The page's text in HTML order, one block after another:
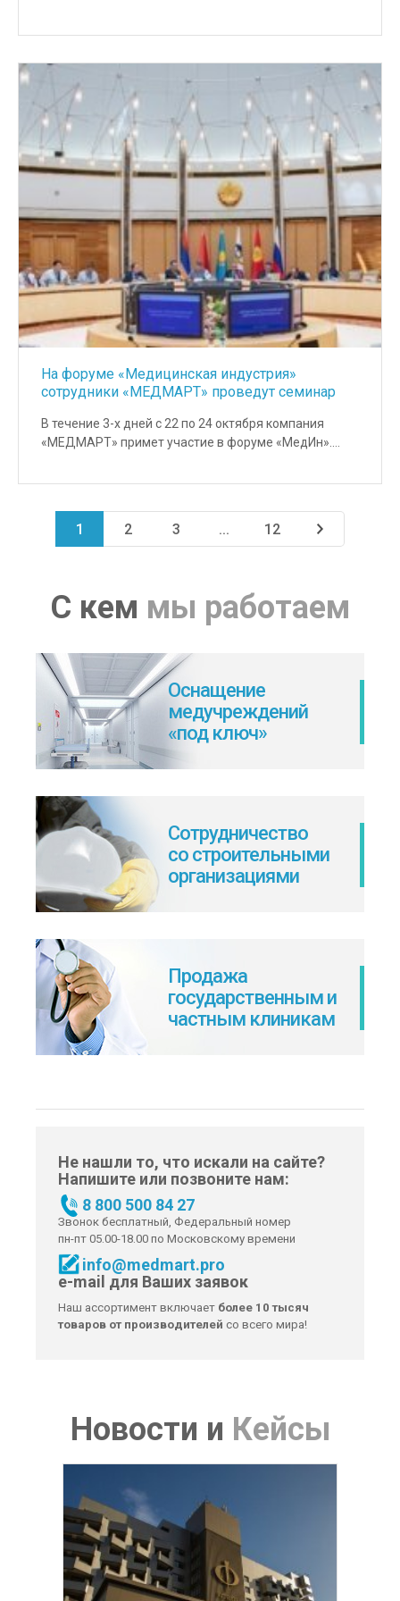
На форуме «Медицинская индустрия»
сотрудники «МЕДМАРТ» проведут семинар
В течение 3-х дней с 22 по 24 октября компания
«МЕДМАРТ» примет участие в форуме «МедИн».…
1 2 3 ... 12
С кем мы работаем
Оснащение
медучреждений
«под ключ»
Сотрудничество
со строительными
организациями
Продажа
государственным и
частным клиникам
Не нашли то, что искали на сайте?
Напишите или позвоните нам:
8 800 500 84 27
Звонок бесплатный, Федеральный номер
пн-пт 05.00-18.00 по Московскому времени
info@medmart.pro
e-mail для Ваших заявок
Наш ассортимент включает более 10 тысяч
товаров от производителей со всего мира!
Новости и Кейсы